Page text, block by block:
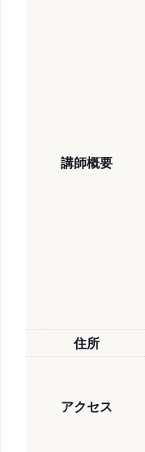
講師概要
住所
アクセス